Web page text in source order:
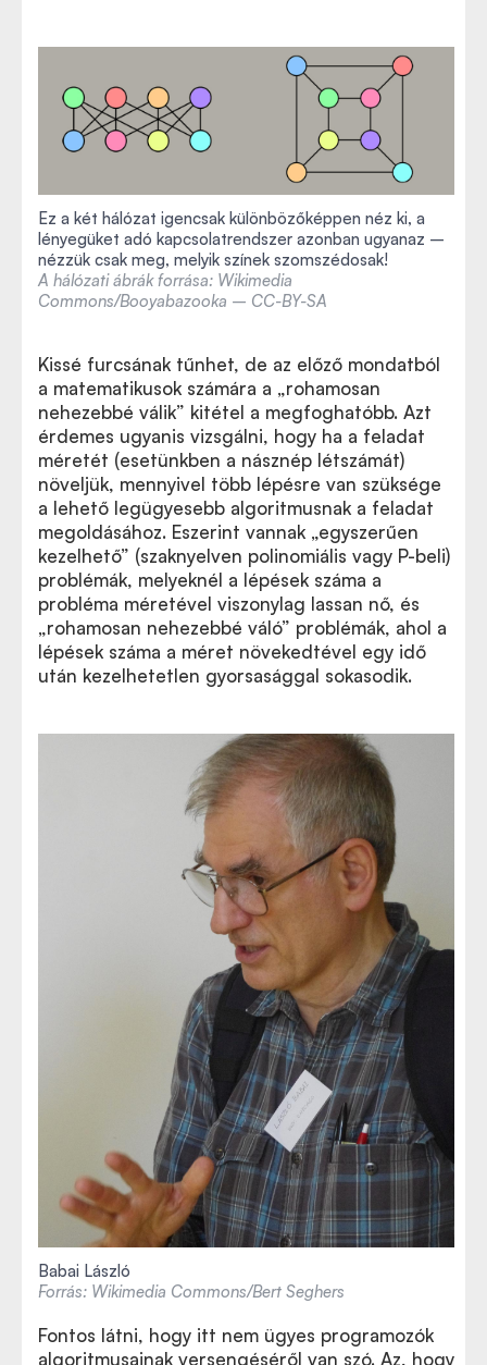
Ez a két hálózat igencsak különbözőképpen néz ki, a
lényegüket adó kapcsolatrendszer azonban ugyanaz –
nézzük csak meg, melyik színek szomszédosak!
A hálózati ábrák forrása: Wikimedia
Commons/Booyabazooka – CC-BY-SA
Kissé furcsának tűnhet, de az előző mondatból
a matematikusok számára a „rohamosan
nehezebbé válik” kitétel a megfoghatóbb. Azt
érdemes ugyanis vizsgálni, hogy ha a feladat
méretét (esetünkben a násznép létszámát)
növeljük, mennyivel több lépésre van szüksége
a lehető legügyesebb algoritmusnak a feladat
megoldásához. Eszerint vannak „egyszerűen
kezelhető” (szaknyelven polinomiális vagy P-beli)
problémák, melyeknél a lépések száma a
probléma méretével viszonylag lassan nő, és
„rohamosan nehezebbé váló” problémák, ahol a
lépések száma a méret növekedtével egy idő
után kezelhetetlen gyorsasággal sokasodik.
Babai László
Forrás: Wikimedia Commons/Bert Seghers
Fontos látni, hogy itt nem ügyes programozók
algoritmusainak versengéséről van szó. Az, hogy